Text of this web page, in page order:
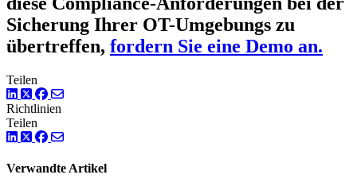
Sicherung Ihrer OT-Umgebungs zu
übertreffen, fordern Sie eine Demo an.
Teilen
LinkedIn
TwitterFacebook
Richtlinien
Teilen
LinkedIn
TwitterFacebook
Verwandte Artikel